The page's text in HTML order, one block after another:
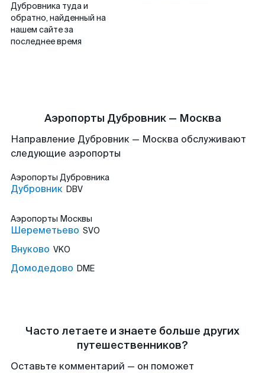
Дубровника туда и
обратно, найденный на
нашем сайте за
последнее время
Аэропорты Дубровник — Москва
Направление Дубровник — Москва обслуживают
следующие аэропорты
Аэропорты Дубровника
Дубровник DBV
Аэропорты Москвы
Шереметьево SVO
Внуково VKO
Домодедово DME
Часто летаете и знаете больше других
путешественников?
Оставьте комментарий — он поможет